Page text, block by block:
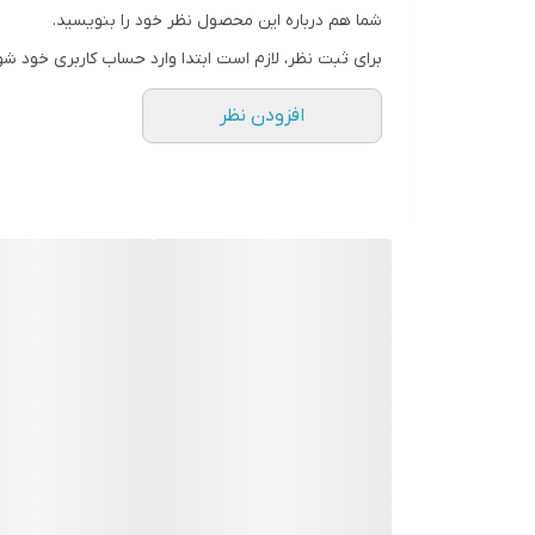
شما هم درباره این محصول نظر خود را بنویسید.
برای ثبت نظر، لازم است ابتدا وارد حساب کاربری خود
افزودن نظر